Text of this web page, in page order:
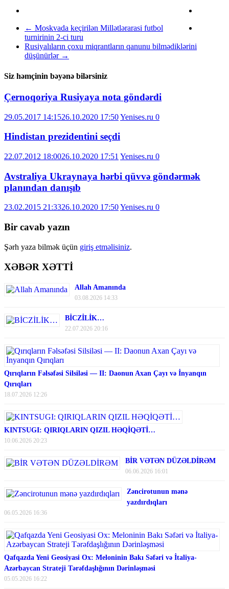
← Moskvada keçirilən Millətlərarasi futbol
turnirinin 2-ci turu
Rusiyalıların çoxu miqrantların qanunu bilmədiklərini
düşünürlər →
Siz həmçinin bəyənə bilərsiniz
Çernoqoriya Rusiyaya nota göndərdi
29.05.2017 14:1526.10.2020 17:50Yenises.ru 0
Hindistan prezidentini seçdi
22.07.2012 18:0026.10.2020 17:51 Yenises.ru 0
Avstraliya Ukraynaya hərbi qüvvə göndərmək
planından danışıb
23.02.2015 21:3326.10.2020 17:50Yenises.ru 0
Bir cavab yazın
Şərh yaza bilmək üçün giriş etməlisiniz.
XƏBƏR XƏTTİ
Allah Amanında
03.08.2026 14:33
BİCZİLİK…
22.07.2026 20:16
Qırıqların Fəlsəfəsi Silsiləsi — II: Daonun Axan Çayı və İnyanqın
Qırıqları
18.07.2026 12:26
KINTSUGI: QIRIQLARIN QIZIL HƏQİQƏTİ…
10.06.2026 20:23
BİR VƏTƏN DÜZƏLDİRƏM
06.06.2026 16:01
Zəncirotunun mənə
yazdırdıqları
06.05.2026 16:36
Qafqazda Yeni Geosiyasi Ox: Meloninin Bakı Səfəri və İtaliya-
Azərbaycan Strateji Tərəfdaşlığının Dərinləşməsi
05.05.2026 16:22